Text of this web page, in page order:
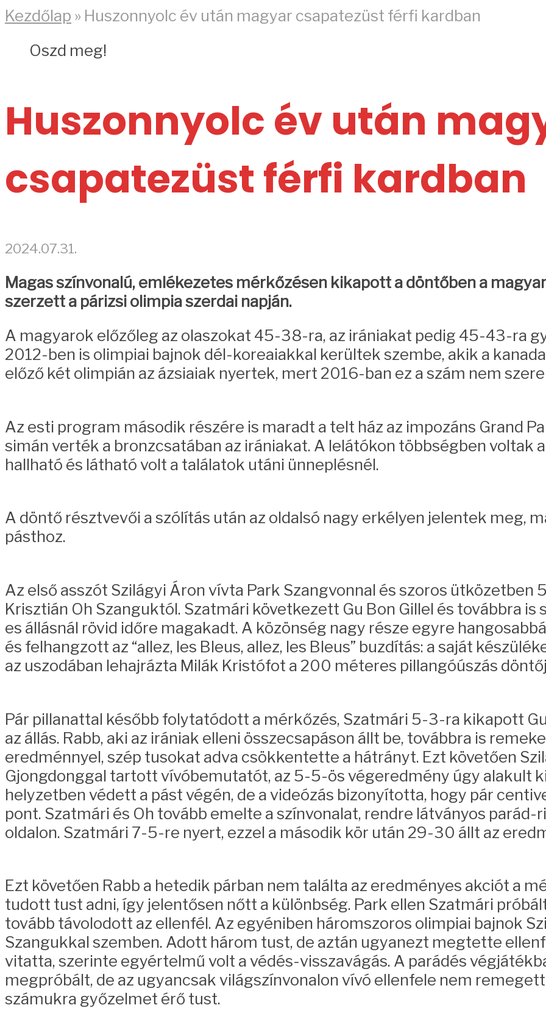
Kezdőlap » Huszonnyolc év után magyar csapatezüst férfi kardban
Oszd meg!
Huszonnyolc év után
csapatezüst férfi kardban
2024.07.31.
Magas színvonalú, emlékezetes mérkőzésen kikapott a döntőben a
szerzett a párizsi olimpia szerdai napján.
A magyarok előzőleg az olaszokat 45-38-ra, az irániakat pedig 45-43-ra
2012-ben is olimpiai bajnok dél-koreaiakkal kerültek szembe, akik a
előző két olimpián az ázsiaiak nyertek, mert 2016-ban ez a szám nem
Az esti program második részére is maradt a telt ház az impozáns Grand
simán verték a bronzcsatában az irániakat. A lelátókon többségben voltak
hallható és látható volt a találatok utáni ünneplésnél.
A döntő résztvevői a szólítás után az oldalsó nagy erkélyen jelentek meg,
pásthoz.
Az első asszót Szilágyi Áron vívta Park Szangvonnal és szoros
Krisztián Oh Szanguktól. Szatmári következett Gu Bon Gillel és továbbra
es állásnál rövid időre magakadt. A közönség nagy része egyre
és felhangzott az “allez, les Bleus, allez, les Bleus” buzdítás: a saját
az uszodában lehajrázta Milák Kristófot a 200 méteres pillangóúszás
Pár pillanattal később folytatódott a mérkőzés, Szatmári 5-3-ra kikapott
az állás. Rabb, aki az irániak elleni összecsapáson állt be, továbbra is
eredménnyel, szép tusokat adva csökkentette a hátrányt. Ezt követően
Gjongdonggal tartott vívóbemutatót, az 5-5-ös végeredmény úgy alakult
helyzetben védett a pást végén, de a videózás bizonyította, hogy pár
pont. Szatmári és Oh tovább emelte a színvonalat, rendre látványos
oldalon. Szatmári 7-5-re nyert, ezzel a második kör után 29-30 állt az
Ezt követően Rabb a hetedik párban nem találta az eredményes akciót a
tudott tust adni, így jelentősen nőtt a különbség. Park ellen Szatmári
tovább távolodott az ellenfél. Az egyéniben háromszoros olimpiai bajnok
Szangukkal szemben. Adott három tust, de aztán ugyanezt megtette
vitatta, szerinte egyértelmű volt a védés-visszavágás. A parádés
megpróbált, de az ugyancsak világszínvonalon vívó ellenfele nem
számukra győzelmet érő tust.